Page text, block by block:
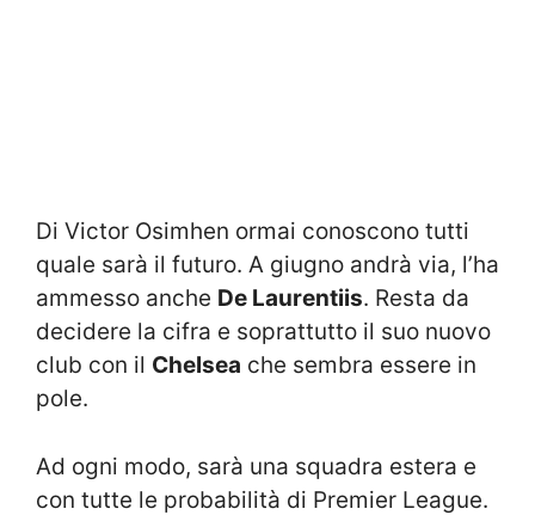
Di Victor Osimhen ormai conoscono tutti
quale sarà il futuro. A giugno andrà via, l’ha
ammesso anche De Laurentiis. Resta da
decidere la cifra e soprattutto il suo nuovo
club con il Chelsea che sembra essere in
pole.
Ad ogni modo, sarà una squadra estera e
con tutte le probabilità di Premier League.